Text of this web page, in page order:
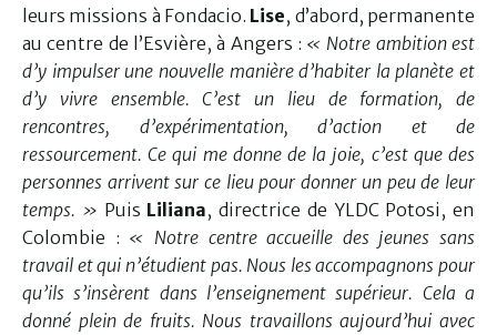
leurs missions à Fondacio. Lise, d’abord, permanente
au centre de l’Esvière, à Angers : « Notre ambition est
d’y impulser une nouvelle manière d’habiter la planète et
d’y vivre ensemble. C’est un lieu de formation, de
rencontres, d’expérimentation, d’action et de
ressourcement.Ce qui me donne de la joie, c’est que des
personnes arrivent sur ce lieu pour donner un peu de leur
temps. » Puis Liliana, directrice de YLDC Potosi, en
Colombie : « Notre centre accueille des jeunes sans
travail et qui n’étudient pas. Nous les accompagnons pour
qu’ils s’insèrent dans l’enseignement supérieur. Cela a
donné plein de fruits. Nous travaillons aujourd’hui avec